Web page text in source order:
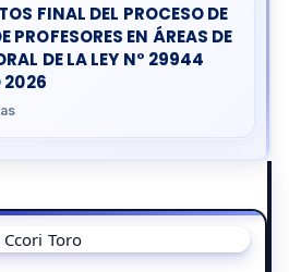
FINAL DEL PROCESO DE
PROFESORES EN ÁREAS DE
DE LA LEY N° 29944
2026